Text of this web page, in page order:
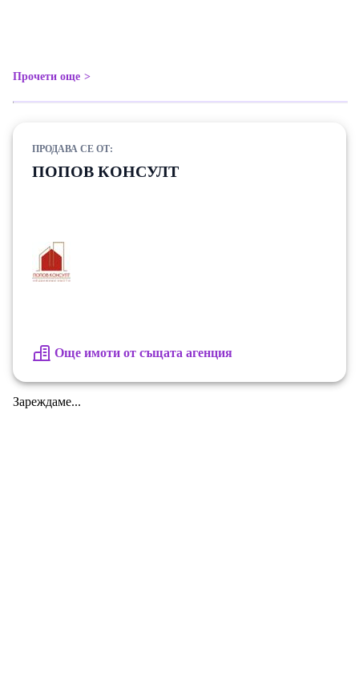
Прочети още
ПРОДАВА СЕ ОТ:
ПОПОВ КОНСУЛТ
Още имоти от същата агенция
Зареждаме...